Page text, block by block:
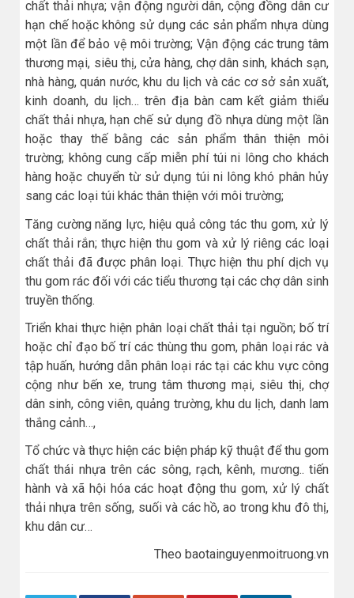
chất thải nhựa; vận động người dân, cộng đồng dân cư
hạn chế hoặc không sử dụng các sản phẩm nhựa dùng
một lần để bảo vệ môi trường; Vận động các trung tâm
thương mại, siêu thị, cửa hàng, chợ dân sinh, khách sạn,
nhà hàng, quán nước, khu du lịch và các cơ sở sản xuất,
kinh doanh, du lịch… trên địa bàn cam kết giảm thiểu
chất thải nhựa, hạn chế sử dụng đồ nhựa dùng một lần
hoặc thay thế bằng các sản phẩm thân thiện môi
trường; không cung cấp miễn phí túi ni lông cho khách
hàng hoặc chuyển từ sử dụng túi ni lông khó phân hủy
sang các loại túi khác thân thiện với môi trường;
Tăng cường năng lực, hiệu quả công tác thu gom, xử lý
chất thải rắn; thực hiện thu gom và xử lý riêng các loại
chất thải đã được phân loại. Thực hiện thu phí dịch vụ
thu gom rác đối với các tiểu thương tại các chợ dân sinh
truyền thống.
Triển khai thực hiện phân loại chất thải tại nguồn; bố trí
hoặc chỉ đạo bố trí các thùng thu gom, phân loại rác và
tập huấn, hướng dẫn phân loại rác tại các khu vực công
cộng như bến xe, trung tâm thương mại, siêu thị, chợ
dân sinh, công viên, quảng trường, khu du lịch, danh lam
thắng cảnh…,
Tổ chức và thực hiện các biện pháp kỹ thuật để thu gom
chất thái nhựa trên các sông, rạch, kênh, mương.. tiến
hành và xã hội hóa các hoạt động thu gom, xử lý chất
thải nhựa trên sống, suối và các hồ, ao trong khu đô thị,
khu dân cư…
Theo baotainguyenmoitruong.vn